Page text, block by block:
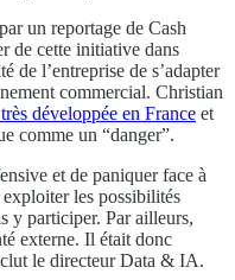
un reportage de Cash
de cette initiative dans
de l’entreprise de s’adapter
commercial. Christian
développée en France et
comme un “danger”.
et de paniquer face à
les possibilités
y participer. Par ailleurs,
externe. Il était donc
le directeur Data & IA.